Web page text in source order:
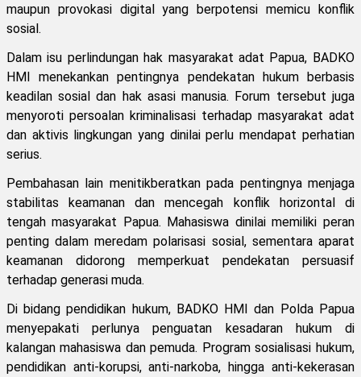
maupun provokasi digital yang berpotensi memicu konflik
sosial.
Dalam isu perlindungan hak masyarakat adat Papua, BADKO
HMI menekankan pentingnya pendekatan hukum berbasis
keadilan sosial dan hak asasi manusia. Forum tersebut juga
menyoroti persoalan kriminalisasi terhadap masyarakat adat
dan aktivis lingkungan yang dinilai perlu mendapat perhatian
serius.
Pembahasan lain menitikberatkan pada pentingnya menjaga
stabilitas keamanan dan mencegah konflik horizontal di
tengah masyarakat Papua. Mahasiswa dinilai memiliki peran
penting dalam meredam polarisasi sosial, sementara aparat
keamanan didorong memperkuat pendekatan persuasif
terhadap generasi muda.
Di bidang pendidikan hukum, BADKO HMI dan Polda Papua
menyepakati perlunya penguatan kesadaran hukum di
kalangan mahasiswa dan pemuda. Program sosialisasi hukum,
pendidikan anti-korupsi, anti-narkoba, hingga anti-kekerasan